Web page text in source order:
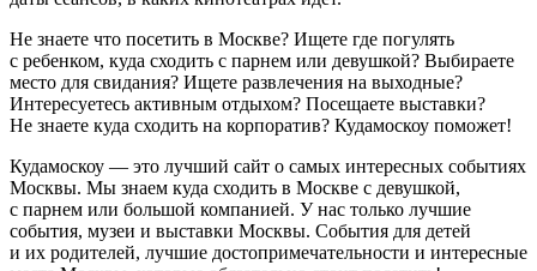
Не знаете что посетить в Москве? Ищете где погулять
с ребенком, куда сходить с парнем или девушкой? Выбираете
место для свидания? Ищете развлечения на выходные?
Интересуетесь активным отдыхом? Посещаете выставки?
Не знаете куда сходить на корпоратив? Кудамоскоу поможет!
Кудамоскоу — это лучший сайт о самых интересных событиях
Москвы. Мы знаем куда сходить в Москве с девушкой,
с парнем или большой компанией. У нас только лучшие
события, музеи и выставки Москвы. События для детей
и их родителей, лучшие достопримечательности и интересные